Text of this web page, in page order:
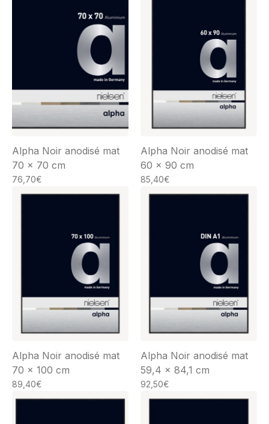
Alpha Noir anodisé mat
70 x 70 cm
76,70€
Alpha Noir anodisé mat
60 x 90 cm
85,40€
Alpha Noir anodisé mat
70 x 100 cm
89,40€
Alpha Noir anodisé mat
59,4 x 84,1 cm
92,50€